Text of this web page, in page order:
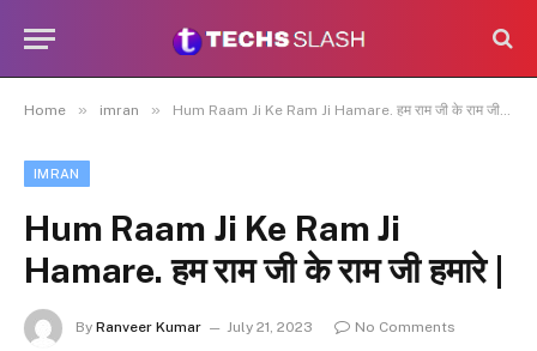
Home » imran » Hum Raam Ji Ke Ram Ji Hamare. हम राम जी के राम जी हमारे |
IMRAN
Hum Raam Ji Ke Ram Ji
Hamare. हम राम जी के राम जी हमारे |
By Ranveer Kumar July 21, 2023
No Comments